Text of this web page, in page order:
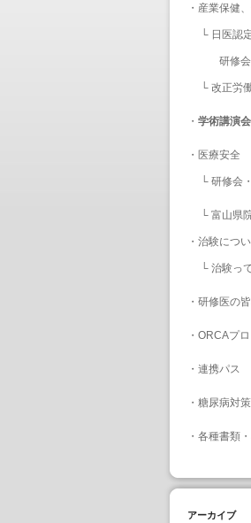
・ 産業保健
└ 日医認
研修会
└ 改正労
・ 学術講演
・ 医療安全
└ 研修会
└ 富山県
・ 治験につ
└ 治験っ
・ 研修医の
・ ORCAプ
・ 連携パス
・ 糖尿病対
・ 各種書類
アーカイブ